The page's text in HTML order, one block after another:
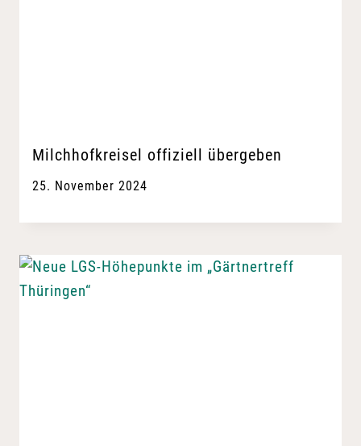
Milchhofkreisel offiziell übergeben
25. November 2024